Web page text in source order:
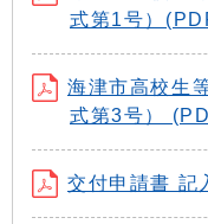
式第1号）
海津市高校生
式第3号）
交付申請書